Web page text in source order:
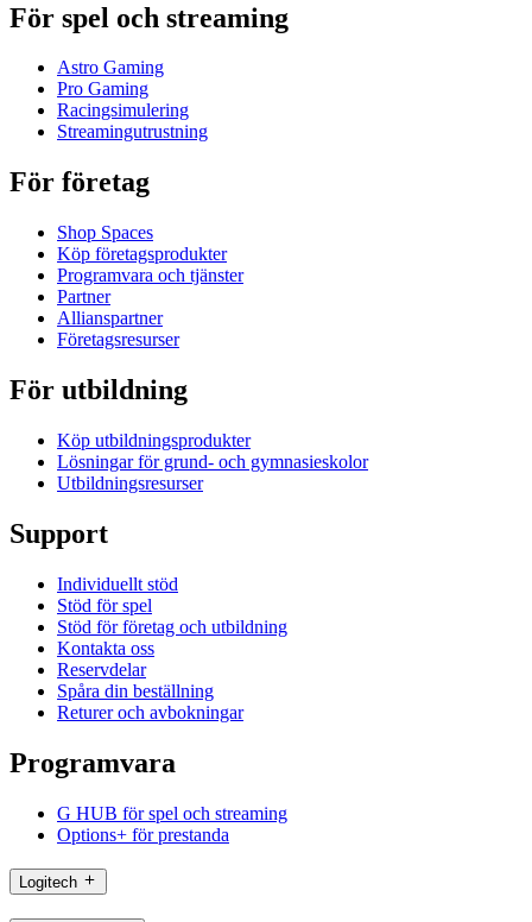
För spel och streaming
Astro Gaming
Pro Gaming
Racingsimulering
Streamingutrustning
För företag
Shop Spaces
Köp företagsprodukter
Programvara och tjänster
Partner
Allianspartner
Företagsresurser
För utbildning
Köp utbildningsprodukter
Lösningar för grund- och gymnasieskolor
Utbildningsresurser
Support
Individuellt stöd
Stöd för spel
Stöd för företag och utbildning
Kontakta oss
Reservdelar
Spåra din beställning
Returer och avbokningar
Programvara
G HUB för spel och streaming
Options+ för prestanda
Logitech